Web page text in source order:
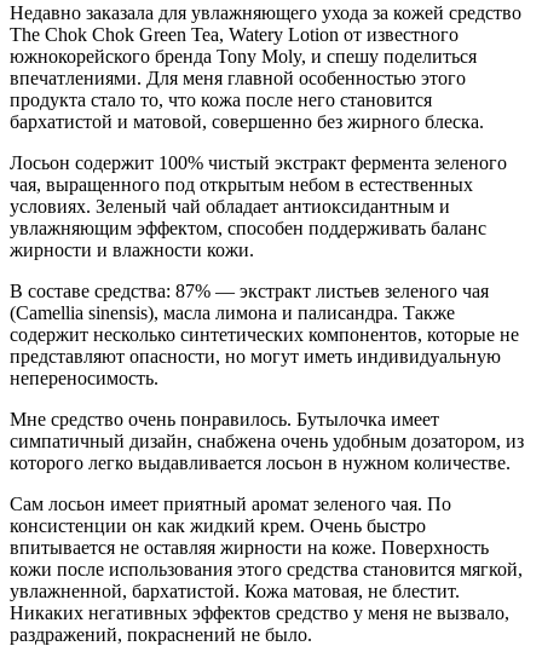
Недавно заказала для увлажняющего ухода за кожей средство
The Chok Chok Green Tea, Watery Lotion от известного
южнокорейского бренда Tony Moly, и спешу поделиться
впечатлениями. Для меня главной особенностью этого
продукта стало то, что кожа после него становится
бархатистой и матовой, совершенно без жирного блеска.
Лосьон содержит 100% чистый экстракт фермента зеленого
чая, выращенного под открытым небом в естественных
условиях. Зеленый чай обладает антиоксидантным и
увлажняющим эффектом, способен поддерживать баланс
жирности и влажности кожи.
В составе средства: 87% — экстракт листьев зеленого чая
(Camellia sinensis), масла лимона и палисандра. Также
содержит несколько синтетических компонентов, которые не
представляют опасности, но могут иметь индивидуальную
непереносимость.
Мне средство очень понравилось. Бутылочка имеет
симпатичный дизайн, снабжена очень удобным дозатором, из
которого легко выдавливается лосьон в нужном количестве.
Сам лосьон имеет приятный аромат зеленого чая. По
консистенции он как жидкий крем. Очень быстро
впитывается не оставляя жирности на коже. Поверхность
кожи после использования этого средства становится мягкой,
увлажненной, бархатистой. Кожа матовая, не блестит.
Никаких негативных эффектов средство у меня не вызвало,
раздражений, покраснений не было.